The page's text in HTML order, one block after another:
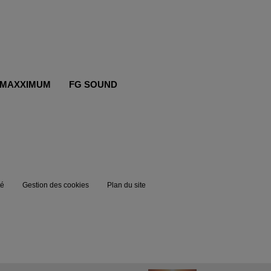
FG SOUND
Gestion des cookies Plan du site